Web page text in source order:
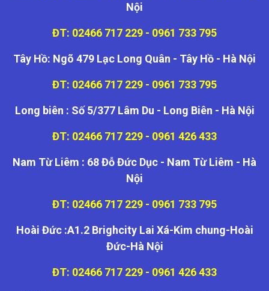
Nội
ĐT: 02466 717 229 - 0961 733 795
Tây Hồ: Ngõ 479 Lạc Long Quân - Tây Hồ - Hà Nội
ĐT: 02466 717 229 - 0961 733 795
Long biên : Số 5/377 Lâm Du - Long Biên - Hà Nội
ĐT: 02466 717 229 - 0961 426 433
Nam Từ Liêm : 68 Đỗ Đức Dục - Nam Từ Liêm - Hà
Nội
ĐT: 02466 717 229 - 0961 733 795
Hoài Đức :A1.2 Brighcity Lai Xá-Kim chung-Hoài
Đức-Hà Nội
ĐT: 02466 717 229 - 0961 426 433